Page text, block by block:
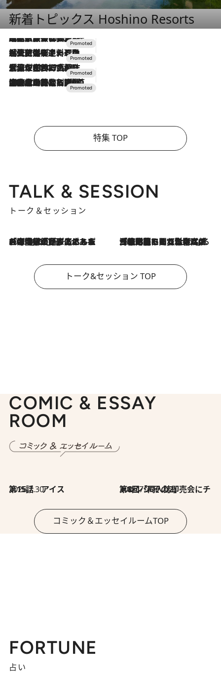
新着トピックス Hoshino Resorts
2026.7.31
【ホテル帰省】という選択肢をOMOが提案。家族とほどよい距離を保つには「昼は実家、夜は気兼ねなくホテルで！」
2026.7.24
【夏限定ディナーコース】旬を迎える稚鮎や花ズッキーニなどをイタリア・トスカーナの郷土料理の手法で満喫！
2026.7.17
「土佐和ハーブかき氷」がOMO7高知に登場！生姜、山椒、大葉など目にも舌にも涼を呼ぶ郷土の味
2026.7.10
NEW OPEN！【界 草津】名湯の地に誕生。趣の異なる2種の温泉と上州ならではの会席・蕎麦割烹など美食を味わう究極の癒やし旅
特集 TOP
TALK & SESSION
トーク＆セッション
2026.8.3
「今後値上げがあるとすれば…」「リスクがあるのは今年の冬」エネルギー専門家が語る、ホルムズ海峡封鎖が家庭にもたらす“ある心配” 2026.8.3
「住宅建てられない…」「サーチャージ料の高値が続いている」ホルムズ海峡封鎖による影響はいつまで続く？《エネルギー専門家に聞く“どうなる日本の暮らし”》
トーク&セッション TOP
COMIC & ESSAY
ROOM
2026.7.30
第15話 アイス 2026.7.30
第8回「同人誌即売会にチャレンジ その2」
コミック＆エッセイルームTOP
FORTUNE
占い